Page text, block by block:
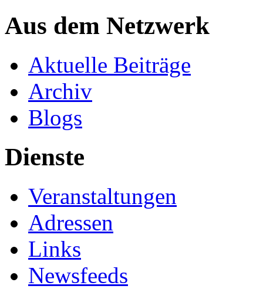
Aus dem Netzwerk
Aktuelle Beiträge
Archiv
Blogs
Dienste
Veranstaltungen
Adressen
Links
Newsfeeds